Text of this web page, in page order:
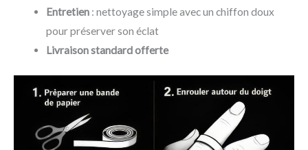
Entretien: nettoyage simple avec un chiffon doux
pour préserver son éclat
Livraison standard offerte